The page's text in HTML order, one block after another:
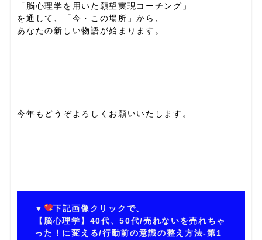
「脳心理学を用いた願望実現コーチング」
を通して、「今・この場所」から、
あなたの新しい物語が始まります。
今年もどうぞよろしくお願いいたします。
▼
下記画像クリックで、
【脳心理学】40代、50代/売れないを売れちゃ
った！に変える/行動前の意識の整え方法-第1